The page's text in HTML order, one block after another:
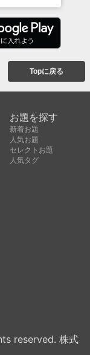
Topに戻る
お題を探す
新着お題
人気お題
セレクトお題
人気タグ
reserved. 株式